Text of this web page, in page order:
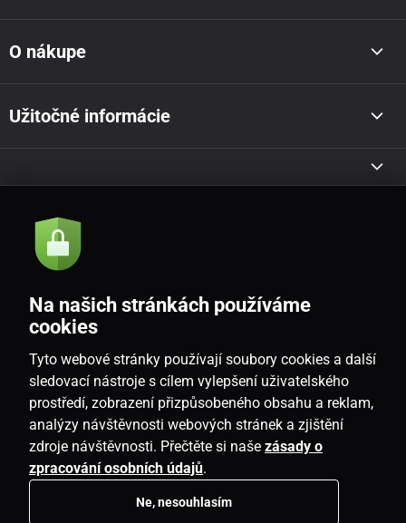
O nákupe
Užitočné informácie
Akcie a novinky e-mailom
Souhlasím sezásadami zpracování osobních údajů
SK
Na našich stránkách používáme
cookies
Tyto webové stránky používají soubory cookies a další
sledovací nástroje s cílem vylepšení uživatelského
prostředí, zobrazení přizpůsobeného obsahu a reklam,
analýzy návštěvnosti webových stránek a zjištění
zdroje návštěvnosti. Přečtěte si naše zásady o
zpracování osobních údajů.
Ne, nesouhlasím